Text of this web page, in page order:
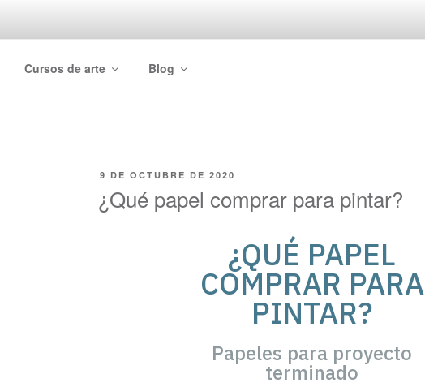
Cursos de arte Blog
9 DE OCTUBRE DE 2020
¿Qué papel comprar para pintar?
¿QUÉ PAPEL
COMPRAR PARA
PINTAR?
Papeles para proyecto
terminado